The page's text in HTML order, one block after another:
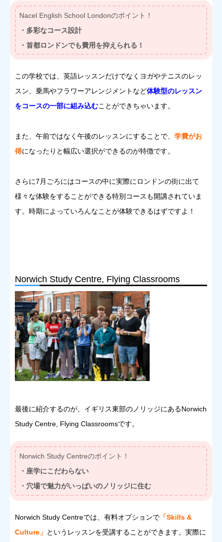
Nacel English School Londonのポイント！
・多彩なコース設計
・首都ロンドンでも費用を抑えられる！
この学校では、英語レッスンだけでなくヨガやテニスのレッ
スン、乗馬やフラワーアレンジメントなど体験型のレッスン
をコースの一部に組み込むことができちゃいます。
また、午前ではなく午後のレッスンにすることで、 学費がお
得になったりと幅広い選択ができるのが特徴です。
さらに7月ごろにはコースの中に実際にロンドンの街に出て
様々な体験をすることができる特別コースも開講されていま
す。時期によっていろんなことが体験できるはずですよ！
Norwich Study Centre, Flying Classrooms
最後に紹介するのが、イギリス東部のノリッジにあるNorwich
Study Centre, Flying Classroomsです。
Norwich Study Centreのポイント！
・座学にこだわらない
・穴場で魅力がいっぱいのノリッジに住む
Norwich Study Centreでは、有料オプションで 「Skills &
Culture」 というレッスンを受講することができます。実際に